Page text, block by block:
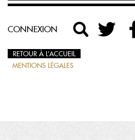
CONNEXION
RETOUR À L’ACCUEIL
MENTIONS LÉGALES